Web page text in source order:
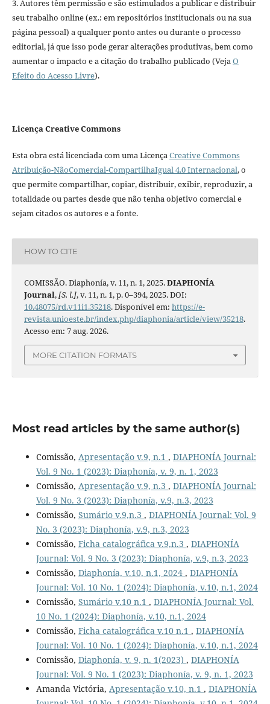
3. Autores têm permissão e são estimulados a publicar e distribuir
seu trabalho online (ex.: em repositórios institucionais ou na sua
página pessoal) a qualquer ponto antes ou durante o processo
editorial, já que isso pode gerar alterações produtivas, bem como
aumentar o impacto e a citação do trabalho publicado (Veja O
Efeito do Acesso Livre).
Licença Creative Commons
Esta obra está licenciada com uma Licença Creative Commons
Atribuição-NãoComercial-CompartilhaIgual 4.0 Internacional, o
que permite compartilhar, copiar, distribuir, exibir, reproduzir, a
totalidade ou partes desde que não tenha objetivo comercial e
sejam citados os autores e a fonte.
HOW TO CITE
COMISSÃO. Diaphonía, v. 11, n. 1, 2025.DIAPHONÍA
Journal,[S. l.], v. 11, n. 1, p. 0–394, 2025. DOI:
10.48075/rd.v11i1.35218. Disponível em: https://e-
revista.unioeste.br/index.php/diaphonia/article/view/35218.
Acesso em: 7 aug. 2026.
MORE CITATION FORMATS
Most read articles by the same author(s)
Comissão, Apresentação v.9, n.1 , DIAPHONÍA Journal:
Vol. 9 No. 1 (2023): Diaphonía, v. 9, n. 1, 2023
Comissão, Apresentação v.9, n.3 , DIAPHONÍA Journal:
Vol. 9 No. 3 (2023): Diaphonía, v.9, n.3, 2023
Comissão, Sumário v.9,n.3 , DIAPHONÍA Journal: Vol. 9
No. 3 (2023): Diaphonía, v.9, n.3, 2023
Comissão, Ficha catalográfica v.9,n.3 , DIAPHONÍA
Journal: Vol. 9 No. 3 (2023): Diaphonía, v.9, n.3, 2023
Comissão, Diaphonía, v.10, n.1, 2024 , DIAPHONÍA
Journal: Vol. 10 No. 1 (2024): Diaphonía, v.10, n.1, 2024
Comissão, Sumário v.10 n.1 , DIAPHONÍA Journal: Vol.
10 No. 1 (2024): Diaphonía, v.10, n.1, 2024
Comissão, Ficha catalográfica v.10 n.1 , DIAPHONÍA
Journal: Vol. 10 No. 1 (2024): Diaphonía, v.10, n.1, 2024
Comissão, Diaphonía, v. 9, n. 1(2023) , DIAPHONÍA
Journal: Vol. 9 No. 1 (2023): Diaphonía, v. 9, n. 1, 2023
Amanda Victória, Apresentação v.10, n.1 , DIAPHONÍA